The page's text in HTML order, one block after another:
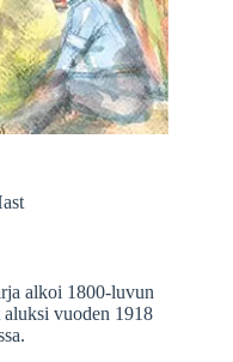
alkoi 1800-luvun
vuoden 1918